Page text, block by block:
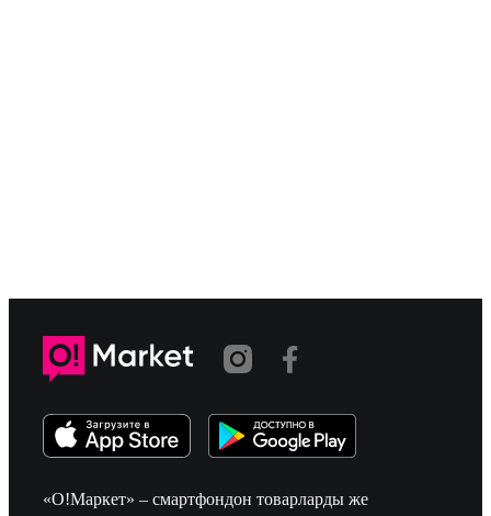
«О!Маркет» – смартфондон товарларды же